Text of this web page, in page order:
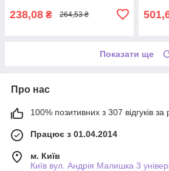
238,08 ₴ 264,53 ₴
Показати ще
Про нас
100% позитивних з 307 відгуків за
Працює з 01.04.2014
м. Київ
Київ вул. Андрія Малишка 3